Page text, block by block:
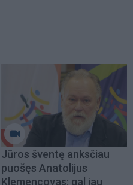
Jūros šventę anksčiau
puošęs Anatolijus
Klemencovas: gal jau